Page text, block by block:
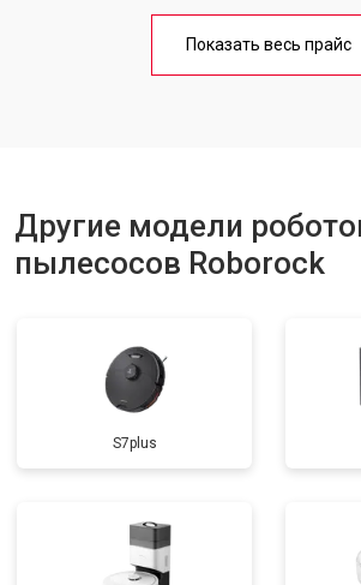
Показать весь прайс
Другие модели
пылесосов Roborock
S7plus